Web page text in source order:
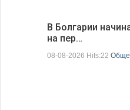
В Болгарии
на пер…
08-08-2026 Hits:22